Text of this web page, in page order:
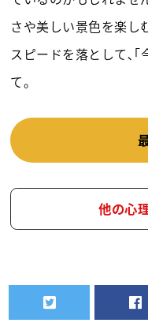
さや美しい景色を楽し
スピードを落として､｢
て。
他の心